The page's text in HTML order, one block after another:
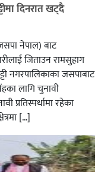
जनमत नेताद्वय
दिनरात खट्दै
नेपाल) बाट
जिताउन रामसुहाग
नगरपालिकाका जसपाबाट
लागि चुनावी
रहेका
[…]